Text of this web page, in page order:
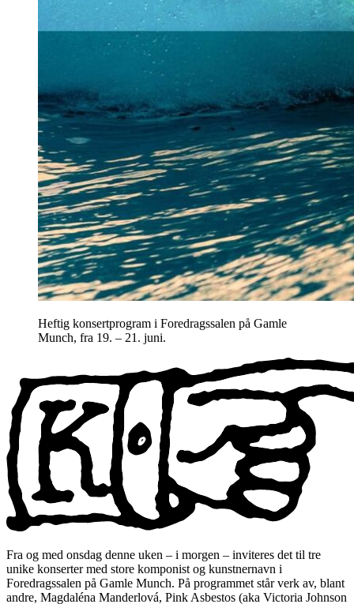
Heftig konsertprogram i Foredragssalen på Gamle
Munch, fra 19. – 21. juni.
Fra og med onsdag denne uken – i morgen – inviteres det til tre
unike konserter med store komponist og kunstnernavn i
Foredragssalen på Gamle Munch. På programmet står verk av, blant
andre, Magdaléna Manderlová, Pink Asbestos (aka Victoria Johnson